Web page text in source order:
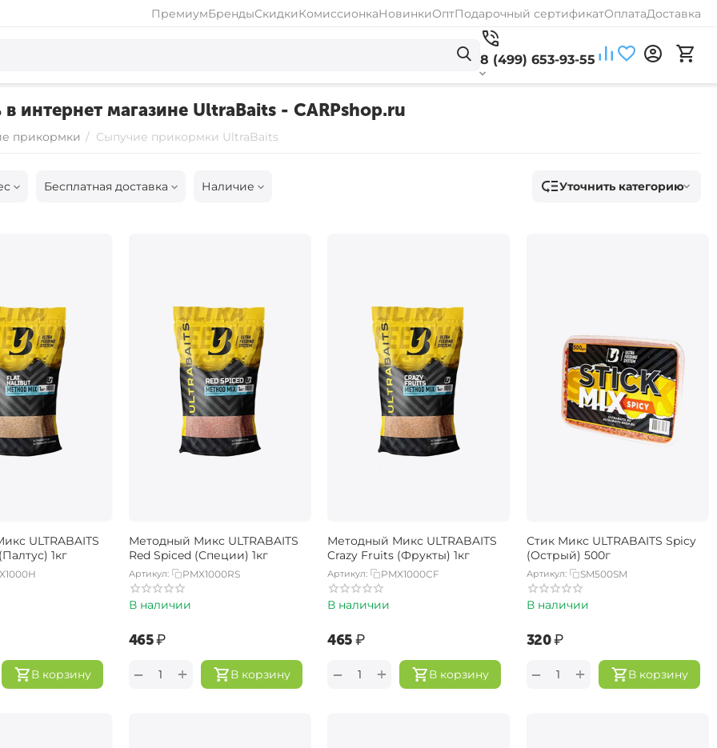
ПремиумБрендыСкидкиКомиссионкаНовинкиОптПодарочный сертификатОплатаДоставка
8 (499) 653-93-55
магазине UltraBaits - CARPshop.ru
прикормки / Сыпучие прикормки UltraBaits
Бесплатная доставка Наличие Уточнить категорию
ULTRABAITS
1кг
В корзину
Методный Микс ULTRABAITS
Red Spiced (Специи) 1кг
Артикул: PMX1000RS
В наличии
‍465‍₽
В корзину
+
−
Методный Микс ULTRABAITS
Crazy Fruits (Фрукты) 1кг
Артикул: PMX1000CF
В наличии
‍465‍₽
В корзину
+
−
Стик Микс ULTRABAITS Spicy
(Острый) 500г
Артикул: SM500SM
В наличии
‍320‍₽
В корзину
+
−